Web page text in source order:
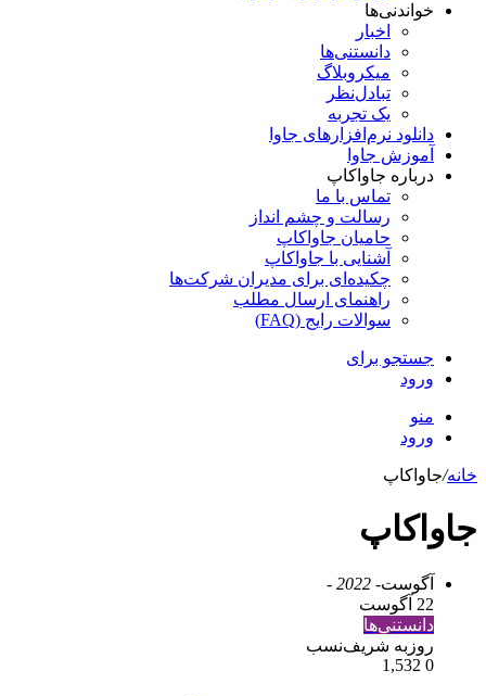
خواندنی‌ها
اخبار
دانستنی‌ها
میکروبلاگ
تبادل‌نظر
یک تجربه
دانلود نرم‌افزارهای جاوا
آموزش جاوا
درباره جاواکاپ
تماس با ما
رسالت و چشم انداز
حامیان جاواکاپ
آشنایی با جاواکاپ
چکیده‌ای برای مدیران شرکت‌ها
راهنمای ارسال مطلب
سوالات رایج (FAQ)
جستجو برای
ورود
منو
ورود
خانه/جاواکاپ
جاواکاپ
آگوست- 2022 -
22 آگوست
دانستنی‌ها
روزبه شریف‌نسب
0